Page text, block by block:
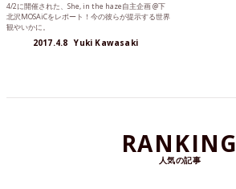
4/2に開催された、She, in the haze自主企画 @下
北沢MOSAiCをレポート！今の彼らが提示する世界
観やいかに。
2017.4.8 Yuki Kawasaki
RANKING
人気の記事